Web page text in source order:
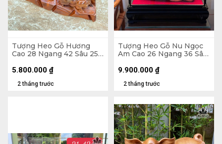
Tượng Heo Gỗ Hương
Cao 28 Ngang 42 Sâu 25
2 tháng trước
5.800.000 ₫
Tượng Heo Gỗ Nu Ngọc
Am Cao 26 Ngang 36 Sâu
x 30 (cm)
2 tháng trước
9.900.000 ₫